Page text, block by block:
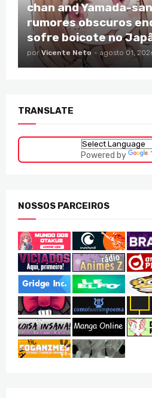
chan and Yamada-
rumores obscuros
sofre boicote no
por Vicente Neto - agosto 01,
TRANSLATE
Powered by
NOSSOS PARCEIROS